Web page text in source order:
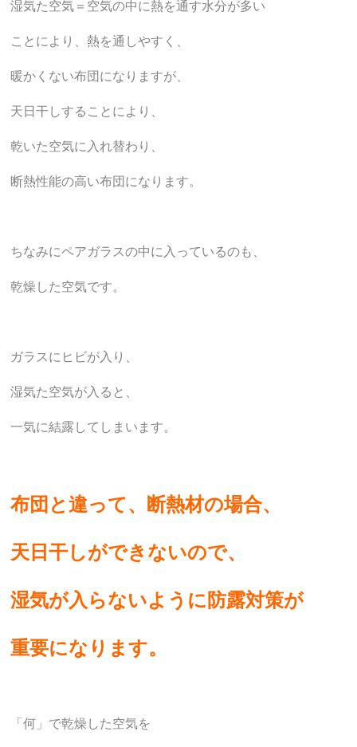
湿気た空気＝空気の中に熱を通す水分が多い
ことにより、熱を通しやすく、
暖かくない布団になりますが、
天日干しすることにより、
乾いた空気に入れ替わり、
断熱性能の高い布団になります。
ちなみにペアガラスの中に入っているのも、
乾燥した空気です。
ガラスにヒビが入り、
湿気た空気が入ると、
一気に結露してしまいます。
布団と違って、断熱材の場合、
天日干しができないので、
湿気が入らないように防露対策が
重要になります。
「何」で乾燥した空気を